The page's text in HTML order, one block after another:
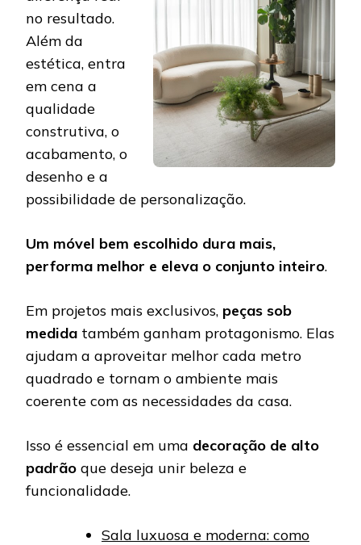
no resultado.
Além da
estética, entra
em cena a
qualidade
construtiva, o
acabamento, o
desenho e a
possibilidade de personalização.
Um móvel bem escolhido dura mais,
performa melhor e eleva o conjunto inteiro.
Em projetos mais exclusivos, peças sob
medida também ganham protagonismo. Elas
ajudam a aproveitar melhor cada metro
quadrado e tornam o ambiente mais
coerente com as necessidades da casa.
Isso é essencial em uma decoração de alto
padrão que deseja unir beleza e
funcionalidade.
Sala luxuosa e moderna: como